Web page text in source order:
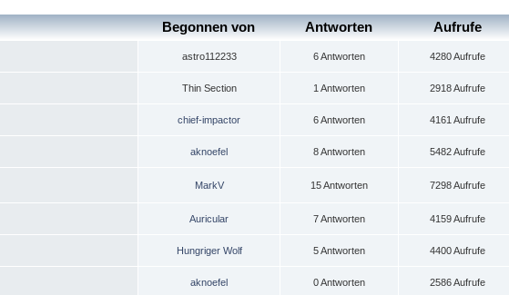
Begonnen von Antworten Aufrufe
astro112233 6 Antworten 4280 Aufrufe
Thin Section 1 Antworten 2918 Aufrufe
chief-impactor 6 Antworten 4161 Aufrufe
aknoefel 8 Antworten 5482 Aufrufe
MarkV 15 Antworten 7298 Aufrufe
Auricular 7 Antworten 4159 Aufrufe
Hungriger Wolf 5 Antworten 4400 Aufrufe
aknoefel 0 Antworten 2586 Aufrufe